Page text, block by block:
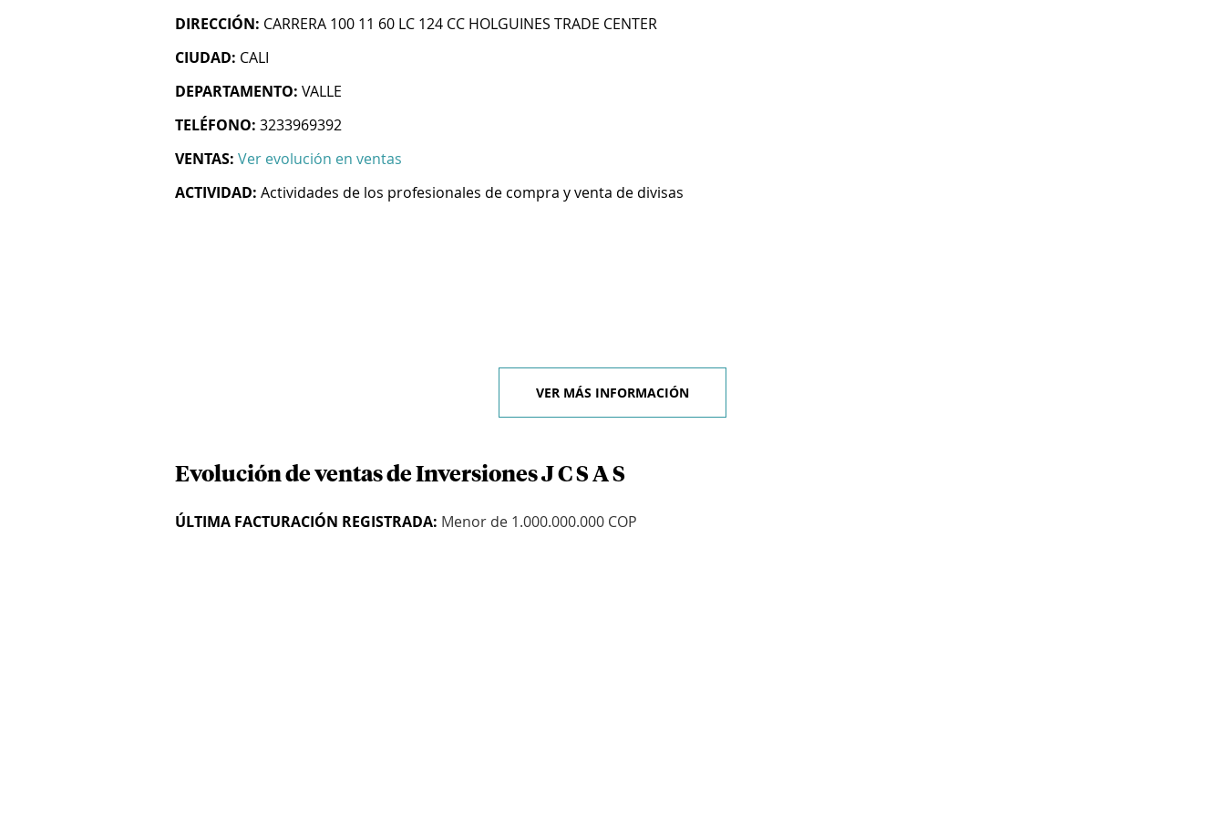
DIRECCIÓN: CARRERA 100 11 60 LC 124 CC HOLGUINES TRADE CENTER
CIUDAD: CALI
DEPARTAMENTO: VALLE
TELÉFONO: 3233969392
VENTAS: Ver evolución en ventas
ACTIVIDAD: Actividades de los profesionales de compra y venta de divisas
VER MÁS INFORMACIÓN
Evolución de ventas de Inversiones J C S A S
ÚLTIMA FACTURACIÓN REGISTRADA: Menor de 1.000.000.000 COP